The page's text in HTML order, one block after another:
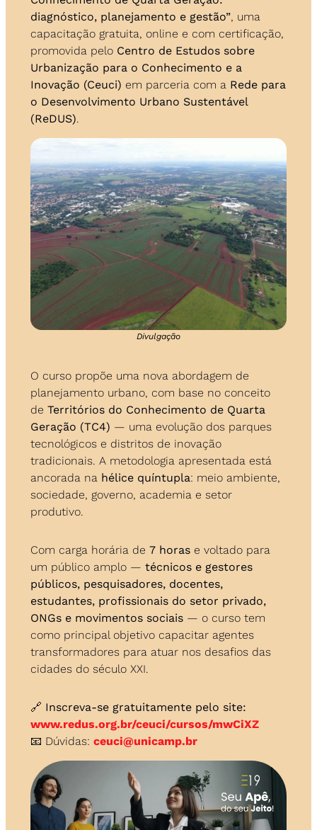
diagnóstico, planejamento e gestão”, uma
capacitação gratuita, online e com certificação,
promovida pelo Centro de Estudos sobre
Urbanização para o Conhecimento e a
Inovação (Ceuci) em parceria com a Rede para
o Desenvolvimento Urbano Sustentável
(ReDUS).
Divulgação
O curso propõe uma nova abordagem de
planejamento urbano, com base no conceito
de Territórios do Conhecimento de Quarta
Geração (TC4) — uma evolução dos parques
tecnológicos e distritos de inovação
tradicionais. A metodologia apresentada está
ancorada na hélice quíntupla: meio ambiente,
sociedade, governo, academia e setor
produtivo.
Com carga horária de 7 horas e voltado para
um público amplo — técnicos e gestores
públicos, pesquisadores, docentes,
estudantes, profissionais do setor privado,
ONGs e movimentos sociais — o curso tem
como principal objetivo capacitar agentes
transformadores para atuar nos desafios das
cidades do século XXI.
🔗 Inscreva-se gratuitamente pelo site:
www.redus.org.br/ceuci/cursos/mwCiXZ
📧 Dúvidas: ceuci@unicamp.br